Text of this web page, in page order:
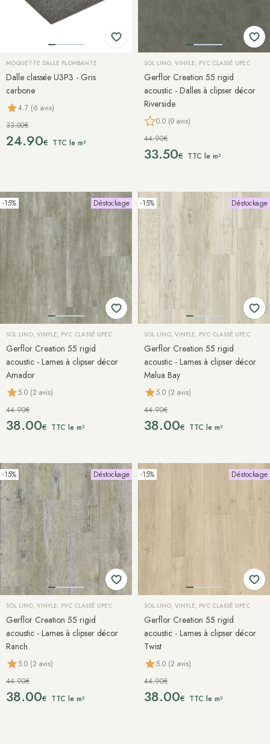
MOQUETTE DALLE PLOMBANTE
Dalle classée U3P3 - Gris
carbone
4.7 (6 avis)
33.00€
24.90€ TTC le m²
SOL LINO, VINYLE, PVC CLASSÉ UPEC
Gerflor Creation 55 rigid
acoustic - Dalles à clipser décor
Riverside
0.0 (0 avis)
44.90€
33.50€ TTC le m²
-15% Déstockage
SOL LINO, VINYLE, PVC CLASSÉ UPEC
Gerflor Creation 55 rigid
acoustic - Lames à clipser décor
Amador
5.0 (2 avis)
44.90€
38.00€ TTC le m²
-15% Déstockage
SOL LINO, VINYLE, PVC CLASSÉ UPEC
Gerflor Creation 55 rigid
acoustic - Lames à clipser décor
Malua Bay
5.0 (2 avis)
44.90€
38.00€ TTC le m²
-15% Déstockage
SOL LINO, VINYLE, PVC CLASSÉ UPEC
Gerflor Creation 55 rigid
acoustic - Lames à clipser décor
Ranch
5.0 (2 avis)
44.90€
38.00€ TTC le m²
-15% Déstockage
SOL LINO, VINYLE, PVC CLASSÉ UPEC
Gerflor Creation 55 rigid
acoustic - Lames à clipser décor
Twist
5.0 (2 avis)
44.90€
38.00€ TTC le m²